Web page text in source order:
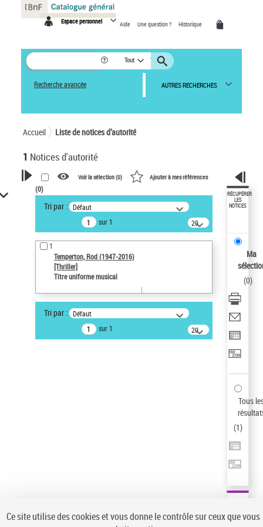
Espace personnel Aide Une question ? Historique
Tout
Recherche avancée AUTRES RECHERCHES
Accueil Liste de notices d’autorité
1 Notices d'autorité
VOTRE RECHERCHE
Recherche avancée dans les
notices d’autorité
Œuvres liées à l'auteur :
Temperton, Rod (1947-2016)
Auteur d’œuvre
Type de notice d'autorité
Voir la sélection (0) Ajouter à mes références
(0)
Tri par : Défaut
sur 1
20
résultats/page
1
Temperton, Rod (1947-2016)
[Thriller]
Titre uniforme musical
Tri par : Défaut
sur 1
20
résultats/page
RÉCUPÉRER
LES
NOTICES
Ma
(0)
Tous
(1)
Panneau de gestion des cookies
Ce site utilise des cookies et vous donne le contrôle sur ceux que vous